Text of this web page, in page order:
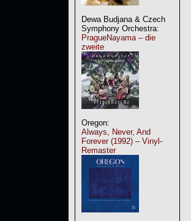
Dewa Budjana & Czech
Symphony Orchestra:
PragueNayama – die
zweite
Oregon:
Always, Never, And
Forever (1992) – Vinyl-
Remaster